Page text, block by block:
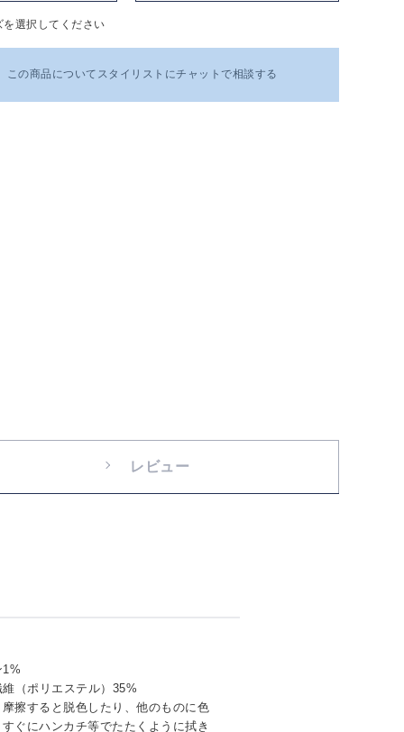
選択してください
この商品についてスタイリストにチャットで相談する
レビュー
1%
（ポリエステル）35%
擦すると脱色したり、他のものに色
ぐにハンカチ等でたたくように拭き